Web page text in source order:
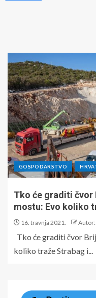
GOSPODARSTVO
Tko će graditi čvor
mostu: Evo koliko
16. travnja 2021. Autor:
Tko će graditi čvor
koliko traže Strabag i...